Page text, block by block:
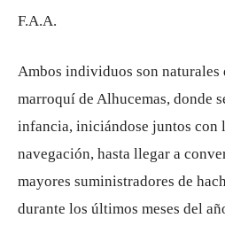
F.A.A.
Ambos individuos son naturales
marroquí de Alhucemas, donde
infancia, iniciándose juntos con
navegación, hasta llegar a
mayores suministradores de
durante los últimos meses del